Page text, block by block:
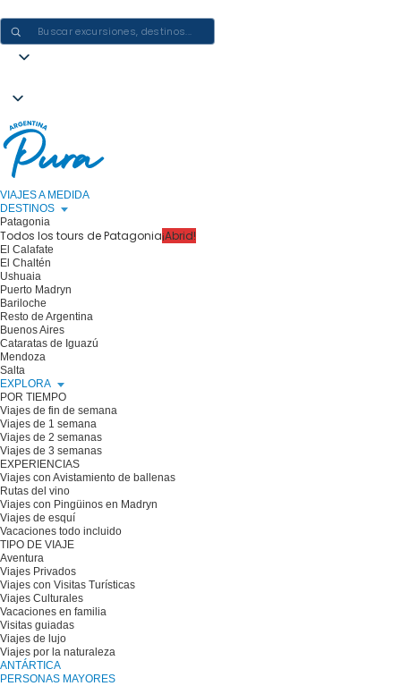
VIAJES A MEDIDA
DESTINOS
Patagonia
Todos los tours de Patagonia¡Abrid!
El Calafate
El Chaltén
Ushuaia
Puerto Madryn
Bariloche
Resto de Argentina
Buenos Aires
Cataratas de Iguazú
Mendoza
Salta
EXPLORA
POR TIEMPO
Viajes de fin de semana
Viajes de 1 semana
Viajes de 2 semanas
Viajes de 3 semanas
EXPERIENCIAS
Viajes con Avistamiento de ballenas
Rutas del vino
Viajes con Pingüinos en Madryn
Viajes de esquí
Vacaciones todo incluido
TIPO DE VIAJE
Aventura
Viajes Privados
Viajes con Visitas Turísticas
Viajes Culturales
Vacaciones en familia
Visitas guiadas
Viajes de lujo
Viajes por la naturaleza
ANTÁRTICA
PERSONAS MAYORES